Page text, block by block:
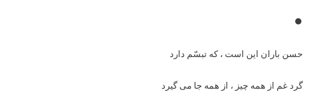
•
حسن باران این است ، که تبسّم دارد
گرد غم از همه چیز ، از همه جا می گیرد